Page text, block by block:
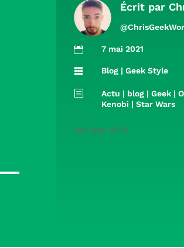
Écrit par
 7 mai 2021
 Blog |Geek Style
b Actu | blog |Geek |
Kenobi |Star Wars
[wd_asp id=5]